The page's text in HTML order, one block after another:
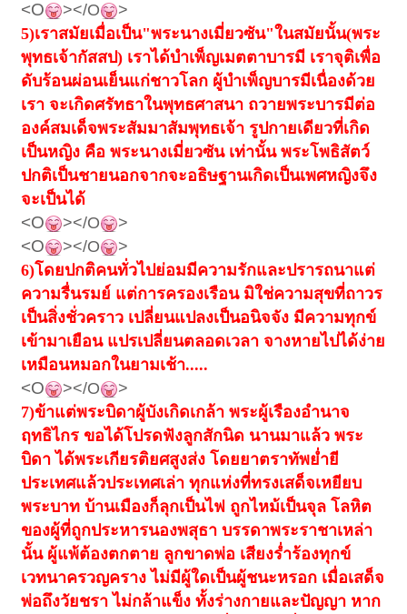
<O ></O
>
5)เราสมัยเมื่อเป็น"พระนางเมี่ยวซัน"ในสมัยนั้น(พระ
พุทธเจ้ากัสสป) เราได้บำเพ็ญเมตตาบารมี เราจุติเพื่อ
ดับร้อนผ่อนเย็นแก่ชาวโลก ผู้บำเพ็ญบารมีเนื่องด้วย
เรา จะเกิดศรัทธาในพุทธศาสนา ถวายพระบารมีต่อ
องค์สมเด็จพระสัมมาสัมพุทธเจ้า รูปกายเดียวที่เกิด
เป็นหญิง คือ พระนางเมี่ยวซัน เท่านั้น พระโพธิสัตว์
ปกติเป็นชายนอกจากจะอธิษฐานเกิดเป็นเพศหญิงจึง
จะเป็นได้
<O ></O >
<O ></O
>
6)โดยปกติคนทั่วไปย่อมมีความรักและปรารถนาแต่
ความรื่นรมย์ แต่การครองเรือน มิใช่ความสุขที่ถาวร
เป็นสิ่งชั่วคราว เปลี่ยนแปลงเป็นอนิจจัง มีความทุกข์
เข้ามาเยือน แปรเปลี่ยนตลอดเวลา จางหายไปได้ง่าย
เหมือนหมอกในยามเช้า.....
<O ></O
>
7)ข้าแต่พระบิดาผู้บังเกิดเกล้า พระผู้เรืองอำนาจ
ฤทธิไกร ขอได้โปรดฟังลูกสักนิด นานมาแล้ว พระ
บิดา ได้พระเกียรติยศสูงส่ง โดยยาตราทัพย่ำยี
ประเทศแล้วประเทศเล่า ทุกแห่งที่ทรงเสด็จเหยียบ
พระบาท บ้านเมืองก็ลุกเป็นไฟ ถูกไหม้เป็นจุล โลหิต
ของผู้ที่ถูกประหารนองพสุธา บรรดาพระราชาเหล่า
นั้น ผู้แพ้ต้องตกตาย ลูกขาดพ่อ เสียงร่ำร้องทุกข์
เวทนาครวญคราง ไม่มีผู้ใดเป็นผู้ชนะหรอก เมื่อเสด็จ
พ่อถึงวัยชรา ไม่กล้าแข็ง ทั้งร่างกายและปัญญา หาก